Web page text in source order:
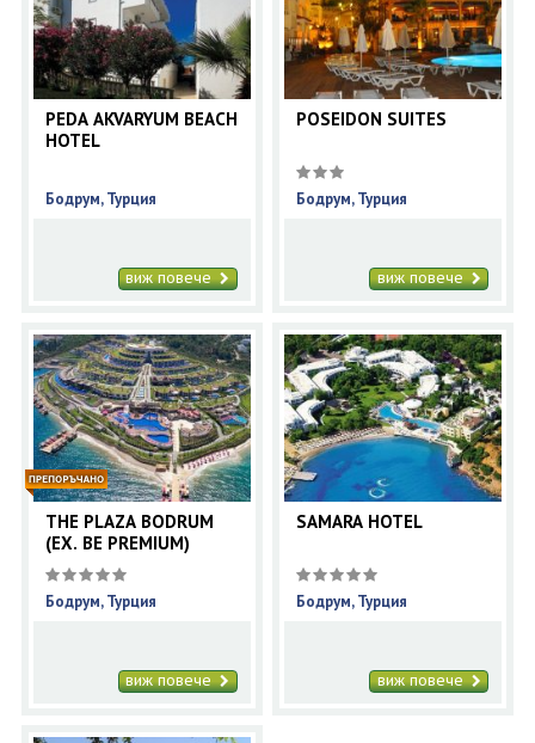
PEDA AKVARYUM BEACH
HOTEL
Бодрум, Турция
виж повече
POSEIDON SUITES
Бодрум, Турция
виж повече
THE PLAZA BODRUM
(EX. BE PREMIUM)
Бодрум, Турция
виж повече
SAMARA HOTEL
Бодрум, Турция
виж повече